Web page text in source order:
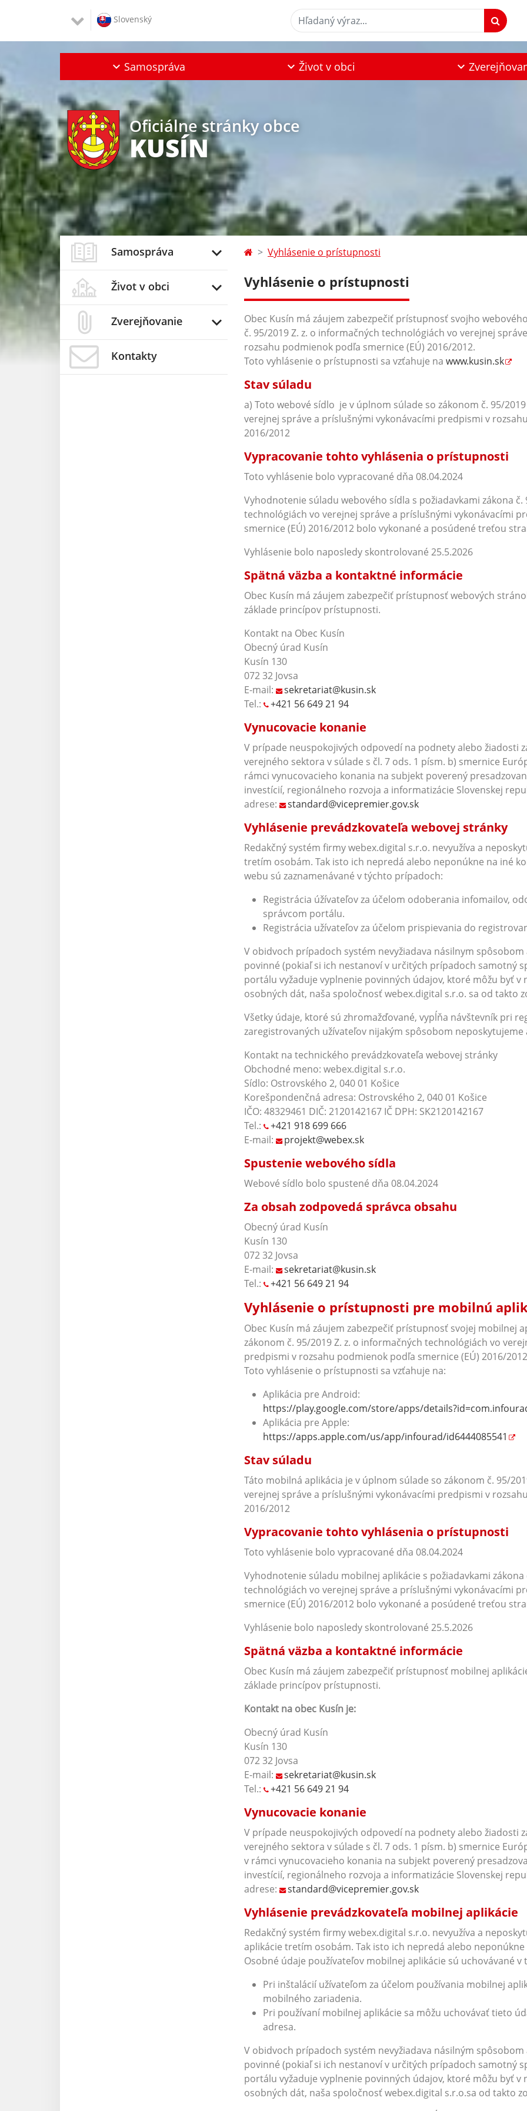
Slovenský Hľadaný výraz...
Samospráva Život v obci
Oficiálne stránky obce
KUSÍN
Samospráva
Život v obci
Zverejňovanie
Kontakty
Vyhlásenie o prístupnosti
Vyhlásenie o prístupnosti
Obec Kusín má záujem zabezpečiť prístupnosť svojho
č. 95/2019 Z. z. o informačných technológiách vo verejnej
rozsahu podmienok podľa smernice (EÚ) 2016/2012.
Toto vyhlásenie o prístupnosti sa vzťahuje na www.kusin.sk
Stav súladu
a) Toto webové sídlo je v úplnom súlade so zákonom č. 95/
verejnej správe a príslušnými vykonávacími predpismi v
2016/2012
Vypracovanie tohto vyhlásenia o prístupnosti
Toto vyhlásenie bolo vypracované dňa 08.04.2024
Vyhodnotenie súladu webového sídla s požiadavkami zákona č.
technológiách vo verejnej správe a príslušnými vykonávacími
smernice (EÚ) 2016/2012 bolo vykonané a posúdené treťou
Vyhlásenie bolo naposledy skontrolované 25.5.2026
Spätná väzba a kontaktné informácie
Obec Kusín má záujem zabezpečiť prístupnosť webových
základe princípov prístupnosti.
Kontakt na Obec Kusín
Obecný úrad Kusín
Kusín 130
072 32 Jovsa
E-mail:
sekretariat@kusin.sk
Tel.:
+421 56 649 21 94
Vynucovacie konanie
V prípade neuspokojivých odpovedí na podnety alebo žiadosti
verejného sektora v súlade s čl. 7 ods. 1 písm. b) smernice
rámci vynucovacieho konania na subjekt poverený
investícií, regionálneho rozvoja a informatizácie Slovenskej
adrese:
standard@vicepremier.gov.sk
Vyhlásenie prevádzkovateľa webovej stránky
Redakčný systém firmy webex.digital s.r.o. nevyužíva a
tretím osobám. Tak isto ich nepredá alebo neponúkne na iné
webu sú zaznamenávané v týchto prípadoch:
Registrácia úžívateľov za účelom odoberania infomailov,
správcom portálu.
Registrácia užívateľov za účelom prispievania do
V obidvoch prípadoch systém nevyžiadava násilnym
povinné (pokiaľ si ich nestanoví v určitých prípadoch samotný
portálu vyžaduje vyplnenie povinných údajov, ktoré môžu byť v
osobných dát, naša spoločnosť webex.digital s.r.o. sa od takto
Všetky údaje, ktoré sú zhromažďované, vypĺňa návštevník pri
zaregistrovaných užívateľov nijakým spôsobom
Kontakt na technického prevádzkovateľa webovej stránky
Obchodné meno: webex.digital s.r.o.
Sídlo: Ostrovského 2, 040 01 Košice
Korešpondenčná adresa: Ostrovského 2, 040 01 Košice
IČO: 48329461 DIČ: 2120142167 IČ DPH: SK2120142167
Tel.:
+421 918 699 666
E-mail:
projekt@webex.sk
Spustenie webového sídla
Webové sídlo bolo spustené dňa 08.04.2024
Za obsah zodpovedá správca obsahu
Obecný úrad Kusín
Kusín 130
072 32 Jovsa
E-mail:
sekretariat@kusin.sk
Tel.:
+421 56 649 21 94
Vyhlásenie o prístupnosti pre mobilnú
Obec Kusín má záujem zabezpečiť prístupnosť svojej mobilnej
zákonom č. 95/2019 Z. z. o informačných technológiách vo
predpismi v rozsahu podmienok podľa smernice (EÚ) 2016/
Toto vyhlásenie o prístupnosti sa vzťahuje na:
Aplikácia pre Android:
https://play.google.com/store/apps/
Aplikácia pre Apple:
https://apps.apple.com/us/app/infourad/id6444085541
Stav súladu
Táto mobilná aplikácia je v úplnom súlade so zákonom č. 95/
verejnej správe a príslušnými vykonávacími predpismi v
2016/2012
Vypracovanie tohto vyhlásenia o prístupnosti
Toto vyhlásenie bolo vypracované dňa 08.04.2024
Vyhodnotenie súladu mobilnej aplikácie s požiadavkami zákona
technológiách vo verejnej správe a príslušnými vykonávacími
smernice (EÚ) 2016/2012 bolo vykonané a posúdené treťou
Vyhlásenie bolo naposledy skontrolované 25.5.2026
Spätná väzba a kontaktné informácie
Obec Kusín má záujem zabezpečiť prístupnosť mobilnej
základe princípov prístupnosti.
Kontakt na obec Kusín je:
Obecný úrad Kusín
Kusín 130
072 32 Jovsa
E-mail:
sekretariat@kusin.sk
Tel.:
+421 56 649 21 94
Vynucovacie konanie
V prípade neuspokojivých odpovedí na podnety alebo žiadosti
verejného sektora v súlade s čl. 7 ods. 1 písm. b) smernice
v rámci vynucovacieho konania na subjekt poverený
investícií, regionálneho rozvoja a informatizácie Slovenskej
adrese:
standard@vicepremier.gov.sk
Vyhlásenie prevádzkovateľa mobilnej aplikácie
Redakčný systém firmy webex.digital s.r.o. nevyužíva a
aplikácie tretím osobám. Tak isto ich nepredá alebo
Osobné údaje používateľov mobilnej aplikácie sú uchovávané
Pri inštalácií užívateľom za účelom používania mobilnej
mobilného zariadenia.
Pri používaní mobilnej aplikácie sa môžu uchovávať tieto
adresa.
V obidvoch prípadoch systém nevyžiadava násilným
povinné (pokiaľ si ich nestanoví v určitých prípadoch samotný
portálu vyžaduje vyplnenie povinných údajov, ktoré môžu byť v
osobných dát, naša spoločnosť webex.digital s.r.o.sa od takto